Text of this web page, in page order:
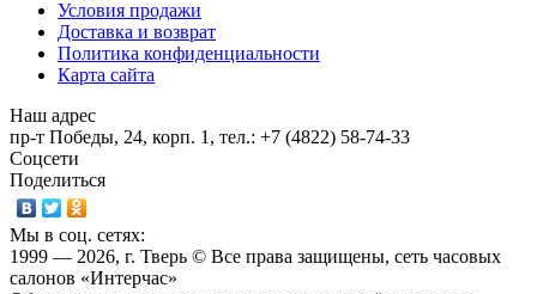
Условия продажи
Доставка и возврат
Политика конфиденциальности
Карта сайта
Наш адрес
пр-т Победы, 24, корп. 1, тел.: +7 (4822) 58-74-33
Соцсети
Поделиться
Мы в соц. сетях:
1999 — 2026, г. Тверь © Все права защищены, сеть часовых
салонов «Интерчас»